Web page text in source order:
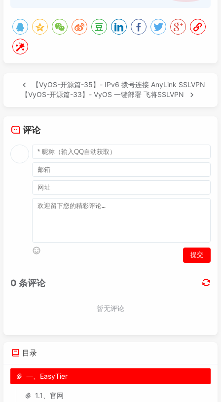
【VyOS-开源篇-35】- IPv6 拨号连接 AnyLink SSLVPN
【VyOS-开源篇-33】- VyOS 一键部署 飞将SSLVPN
评论
目录
一、EasyTier
1.1、官网